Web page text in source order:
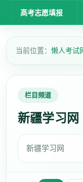
高考志愿填报
当前位置： 懒人考试
栏目频道
新疆学习网
新疆学习网